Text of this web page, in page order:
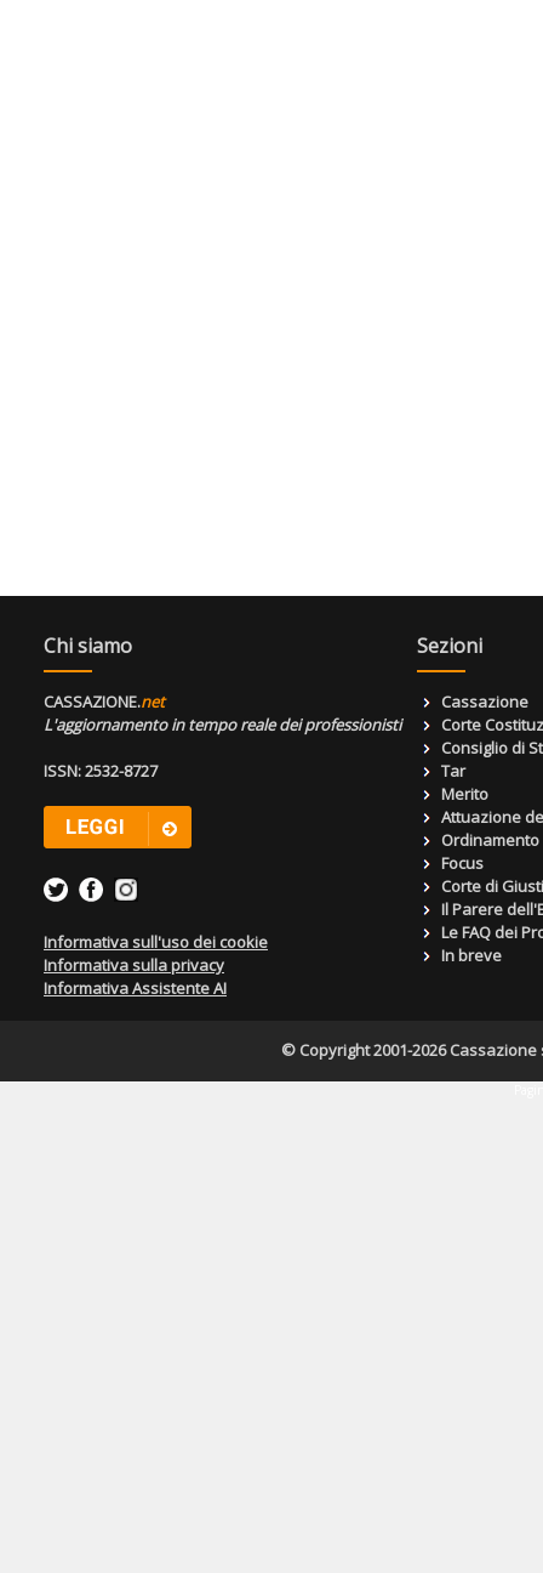
Chi siamo
CASSAZIONE.net
L'aggiornamento in tempo reale dei professionisti
ISSN: 2532-8727
Informativa sull'uso dei cookie
Informativa sulla privacy
Informativa Assistente AI
Sezioni
Cassazione
Corte
Consiglio di
Tar
Merito
Attuazione
Focus
Corte di
Il Parere
Le FAQ dei
In breve
© Copyright 2001-2026 Cassazione